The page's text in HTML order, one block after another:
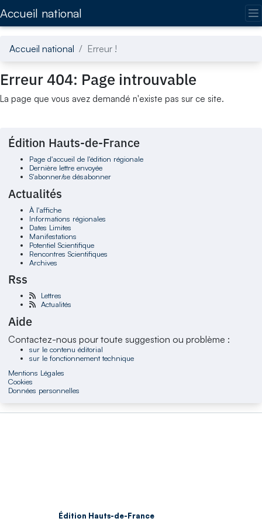
Accueil national
Accueil national Erreur !
Erreur 404: Page introuvable
La page que vous avez demandé n'existe pas sur ce site.
Édition Hauts-de-France
Page d'accueil de l'édition régionale
Dernière lettre envoyée
S'abonner/se désabonner
Actualités
À l'affiche
Informations régionales
Dates Limites
Manifestations
Potentiel Scientifique
Rencontres Scientifiques
Archives
Rss
Lettres
Actualités
Aide
Contactez-nous pour toute suggestion ou problème :
sur le contenu éditorial
sur le fonctionnement technique
Mentions Légales
Cookies
Données personnelles
Édition Hauts-de-France